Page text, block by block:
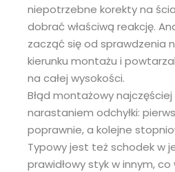
niepotrzebne korekty na
dobrać właściwą reakcję.
zacząć się od sprawdzenia
kierunku montażu i
na całej wysokości.
Błąd montażowy
narastaniem odchyłki:
poprawnie, a kolejne
Typowy jest też schodek w
prawidłowy styk w innym,